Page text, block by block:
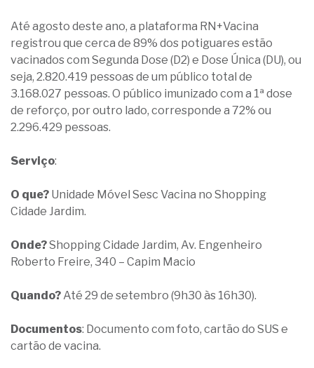
Até agosto deste ano, a plataforma RN+Vacina
registrou que cerca de 89% dos potiguares estão
vacinados com Segunda Dose (D2) e Dose Única (DU), ou
seja, 2.820.419 pessoas de um público total de
3.168.027 pessoas. O público imunizado com a 1ª dose
de reforço, por outro lado, corresponde a 72% ou
2.296.429 pessoas.
Serviço:
O que? Unidade Móvel Sesc Vacina no Shopping
Cidade Jardim.
Onde?Shopping Cidade Jardim, Av. Engenheiro
Roberto Freire, 340 – Capim Macio
Quando?Até 29 de setembro (9h30 às 16h30).
Documentos: Documento com foto, cartão do SUS e
cartão de vacina.